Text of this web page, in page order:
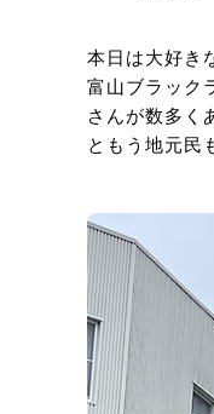
本日は大好き
富山ブラック
さんが数多く
ともう地元民